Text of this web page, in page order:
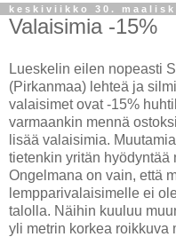
keskiviikko 30.
Valaisimia -15%
Lueskelin eilen nopeasti
(Pirkanmaa) lehteä ja
valaisimet ovat -15%
varmaankin mennä
lisää valaisimia.
tietenkin yritän hyödyntää
Ongelmana on vain, että
lempparivalaisimelle ei
talolla. Näihin kuuluu
yli metrin korkea roikkuva